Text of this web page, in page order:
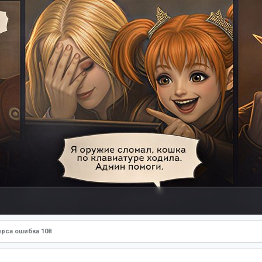
ошибка 108